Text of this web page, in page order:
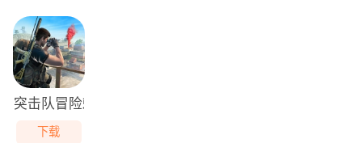
突击队冒险刺客最新免费版
下载